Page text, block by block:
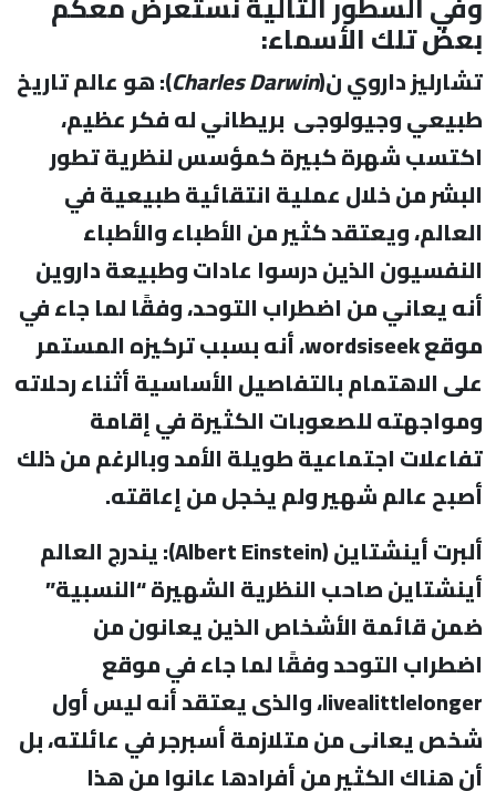
بعض تلك الأسماء:
تشارليز داروي ن( CharlesDarwin
): هو عالم تاريخ
طبيعي وجيولوجى بريطاني له فكر عظيم،
اكتسب شهرة كبيرة كمؤسس لنظرية تطور
البشر من خلال عملية انتقائية طبيعية في
العالم، ويعتقد كثير من الأطباء والأطباء
النفسيون الذين درسوا عادات وطبيعة داروين
أنه يعاني من اضطراب التوحد، وفقًا لما جاء في
موقعwordsiseek، أنه بسبب تركيزه المستمر
على الاهتمام بالتفاصيل الأساسية أثناء رحلاته
ومواجهته للصعوبات الكثيرة في إقامة
تفاعلات اجتماعية طويلة الأمد وبالرغم من ذلك
أصبح عالم شهير ولم يخجل من إعاقته.
ألبرت أينشتاين (Albert Einstein): يندرج العالم
أينشتاين صاحب النظرية الشهيرة “النسبية”
ضمن قائمة الأشخاص الذين يعانون من
اضطراب التوحد وفقًا لما جاء في موقع
livealittlelonger، والذى يعتقد أنه ليس أول
شخص يعانى من متلازمة أسبرجر في عائلته، بل
أن هناك الكثير من أفرادها عانوا من هذا